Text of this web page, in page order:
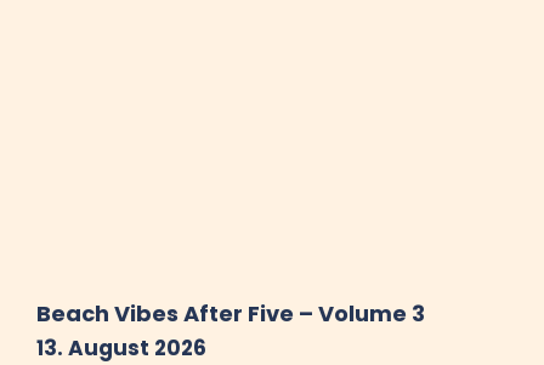
Beach Vibes After Five – Volume 3
13. August 2026